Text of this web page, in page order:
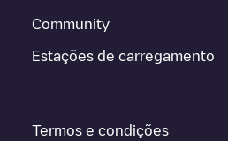
Community
Estações de carregamento
Termos e condições